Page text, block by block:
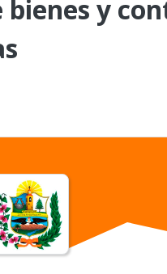
bienes y